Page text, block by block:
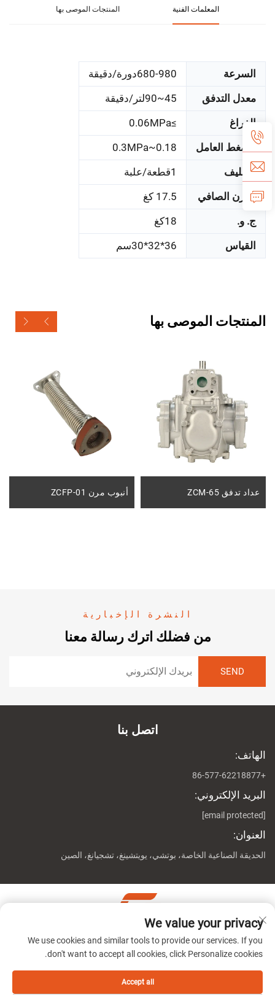
المعلمات الفنية المنتجات الموصى بها
السرعة
680-980دورة/دقيقة
معدل التدفق
45~90لتر/دقيقة
الفراغ
≥0.06MPa
الضغط العامل
0.18~0.3MPa
التغليف
1قطعة/علبة
الوزن الصافي
17.5 كغ
ج. و.
18كغ
القياس
36*32*30سم
المنتجات الموصى بها
عداد تدفق ZCM-65 أنبوب مرن ZCFP-01
النشرة الإخبارية
من فضلك اترك رسالة معنا
اتصل بنا
الهاتف:
+86-577-62218877
البريد الإلكتروني:
[email protected]
العنوان:
الحديقة الصناعية الخاصة، بوتشي، يويتشينغ، تشجيانغ، الصين
حقوق النشر © شركة تشيجيانغ جينوين ماشين المحدودة جميع
الحقوق محفوظةسياسة الخصوصية
We value your privacy
We use cookies and similar tools to provide our services. If you
don't want to accept all cookies, click Personalize cookies.
Accept all